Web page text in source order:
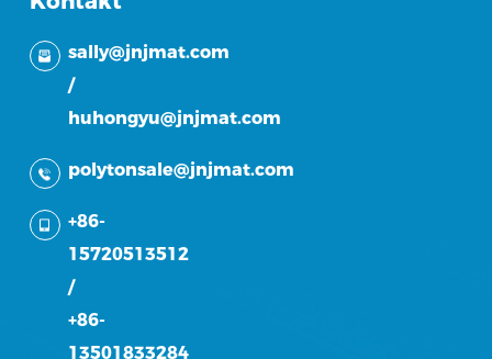
sally@jnjmat.com
/
huhongyu@jnjmat.com
polytonsale@jnjmat.com
+86-
15720513512
/
+86-
13501833284